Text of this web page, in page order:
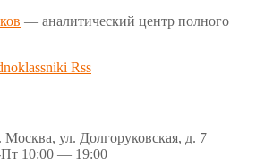
— аналитический центр полного
Rss
Москва, ул. Долгоруковская, д. 7
10:00 — 19:00